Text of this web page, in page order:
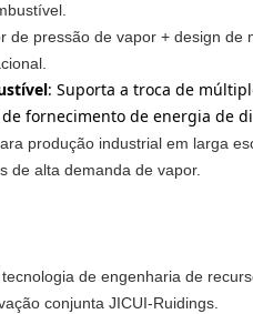
de pressão de vapor + design
: Suporta a troca de
fornecimento de energia de
produção industrial em larga
de alta demanda de vapor.
de engenharia de
conjunta JICUI-Ruidings.